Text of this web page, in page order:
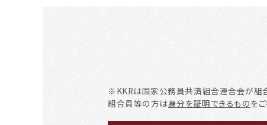
※KKRは国家公務員共済組合連合会が組
組合員等の方は身分を証明できるものを